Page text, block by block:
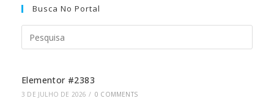
Busca No Portal
Elementor #2383
3 DE JULHO DE 2026 / 0 COMMENTS